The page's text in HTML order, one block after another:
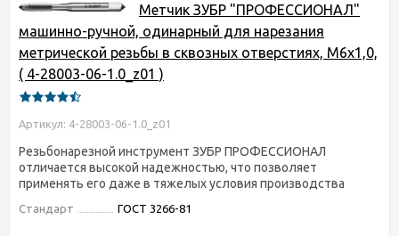
Метчик ЗУБР "ПРОФЕССИОНАЛ"
машинно-ручной, одинарный для нарезания
метрической резьбы в сквозных отверстиях, М6х1,0,
( 4-28003-06-1.0_z01 )
Артикул: 4-28003-06-1.0_z01
Резьбонарезной инструмент ЗУБР ПРОФЕССИОНАЛ
отличается высокой надежностью, что позволяет
применять его даже в тяжелых условия производства
Стандарт ГОСТ 3266-81